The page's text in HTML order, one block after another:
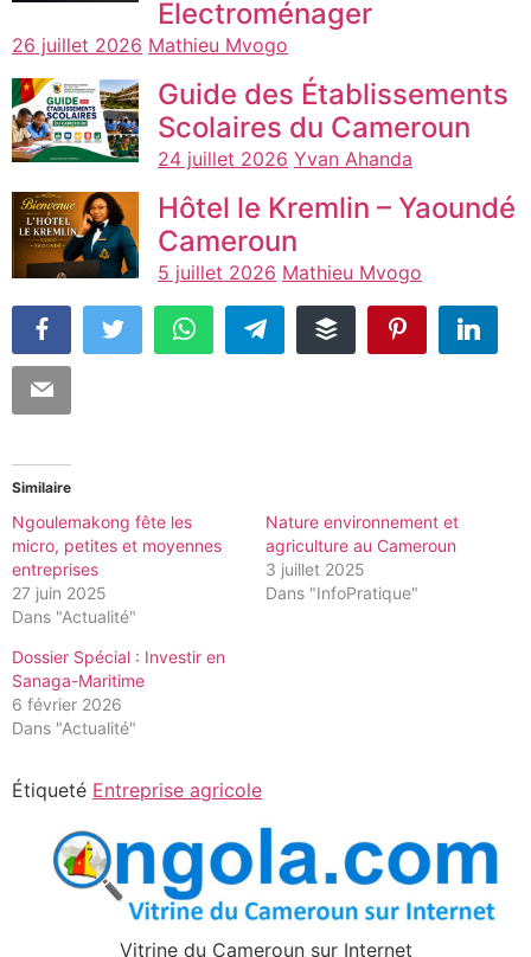
Electroménager
26 juillet 2026 Mathieu Mvogo
Guide des Établissements
Scolaires du Cameroun
24 juillet 2026 Yvan Ahanda
Hôtel le Kremlin – Yaoundé
Cameroun
5 juillet 2026 Mathieu Mvogo
Similaire
Ngoulemakong fête les
micro, petites et moyennes
entreprises
27 juin 2025
Dans "Actualité"
Nature environnement et
agriculture au Cameroun
3 juillet 2025
Dans "InfoPratique"
Dossier Spécial : Investir en
Sanaga-Maritime
6 février 2026
Dans "Actualité"
Étiqueté Entreprise agricole
Vitrine du Cameroun sur Internet